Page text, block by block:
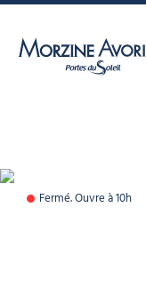
Fermé. Ouvre à 10h